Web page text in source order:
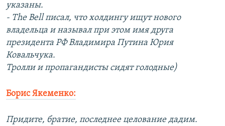
указаны.
- The Bell писал, что холдингу ищут нового
владельца и называл при этом имя друга
президента РФ Владимира Путина Юрия
Ковальчука.
Тролли и пропагандисты сидят голодные)
Борис Якеменко:
Придите, братие, последнее целование дадим.